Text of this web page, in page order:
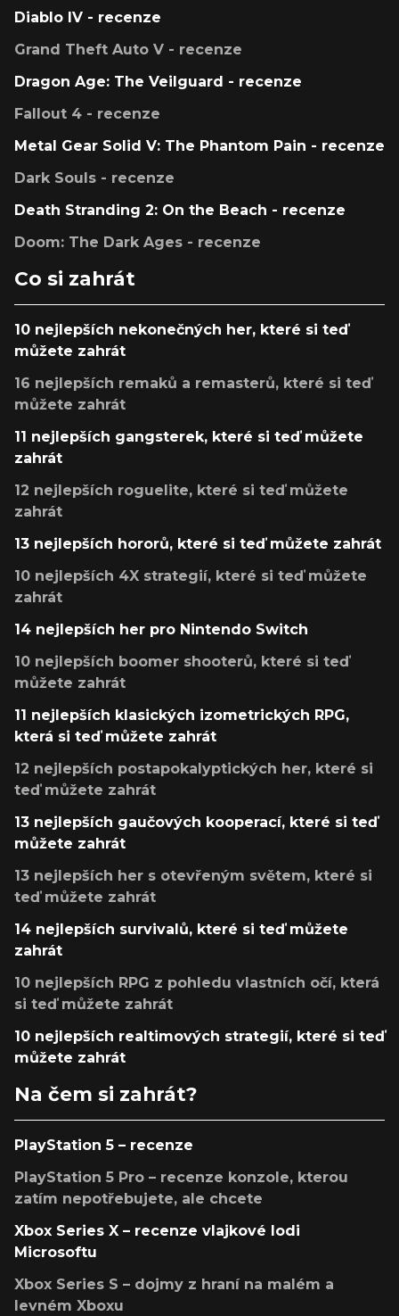
Diablo IV - recenze
Grand Theft Auto V - recenze
Dragon Age: The Veilguard - recenze
Fallout 4 - recenze
Metal Gear Solid V: The Phantom Pain - recenze
Dark Souls - recenze
Death Stranding 2: On the Beach - recenze
Doom: The Dark Ages - recenze
Co si zahrát
10 nejlepších nekonečných her, které si teď
můžete zahrát
16 nejlepších remaků a remasterů, které si teď
můžete zahrát
11 nejlepších gangsterek, které si teď můžete
zahrát
12 nejlepších roguelite, které si teď můžete
zahrát
13 nejlepších hororů, které si teď můžete zahrát
10 nejlepších 4X strategií, které si teď můžete
zahrát
14 nejlepších her pro Nintendo Switch
10 nejlepších boomer shooterů, které si teď
můžete zahrát
11 nejlepších klasických izometrických RPG,
která si teď můžete zahrát
12 nejlepších postapokalyptických her, které si
teď můžete zahrát
13 nejlepších gaučových kooperací, které si teď
můžete zahrát
13 nejlepších her s otevřeným světem, které si
teď můžete zahrát
14 nejlepších survivalů, které si teď můžete
zahrát
10 nejlepších RPG z pohledu vlastních očí, která
si teď můžete zahrát
10 nejlepších realtimových strategií, které si teď
můžete zahrát
Na čem si zahrát?
PlayStation 5 – recenze
PlayStation 5 Pro – recenze konzole, kterou
zatím nepotřebujete, ale chcete
Xbox Series X – recenze vlajkové lodi
Microsoftu
Xbox Series S – dojmy z hraní na malém a
levném Xboxu